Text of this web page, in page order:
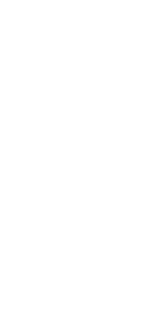
одной стране.
так не хотите в